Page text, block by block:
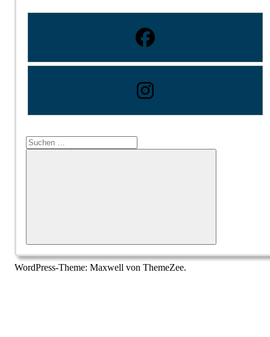
Suchen
nach:
Suchen
WordPress-Theme: Maxwell von ThemeZee.